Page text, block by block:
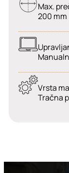
Max.
200 mm
Vrsta
Tračna